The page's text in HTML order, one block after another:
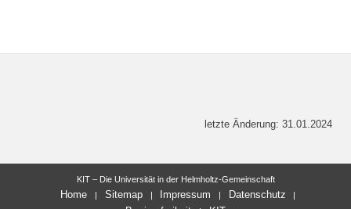
letzte Änderung: 31.01.2024
KIT – Die Universität in der Helmholtz-Gemeinschaft
Home Sitemap Impressum
Datenschutz